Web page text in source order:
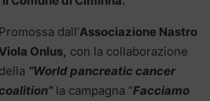
Promossa dall’Associazione Nastro
Onlus, con la collaborazione
della “World pancreatic cancer
la campagna “Facciamo